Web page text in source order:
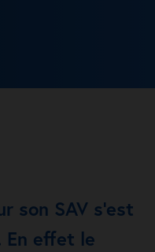
son SAV s’est
En effet le